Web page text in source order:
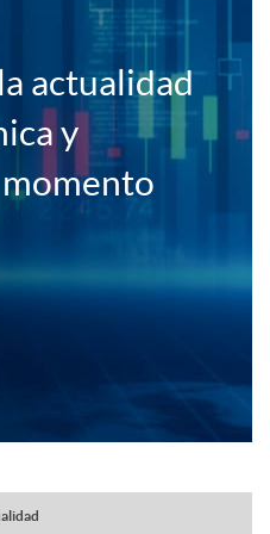
actualidad
y